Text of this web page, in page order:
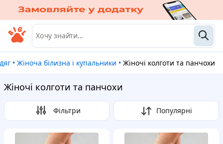
• Жіноча білизна і купальники • Жіночі колготи та панчохи
Жіночі колготи та панчохи
Фільтри Популярні